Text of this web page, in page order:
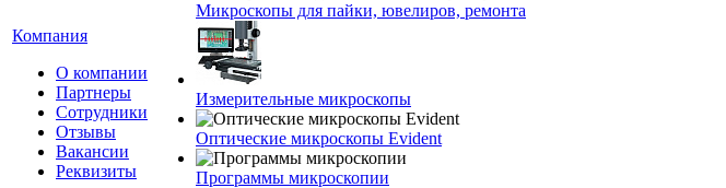
Компания
О компании
Партнеры
Сотрудники
Отзывы
Вакансии
Реквизиты
Микроскопы для пайки, ювелиров, ремонта
Измерительные микроскопы
Оптические микроскопы Evident
Программы микроскопии